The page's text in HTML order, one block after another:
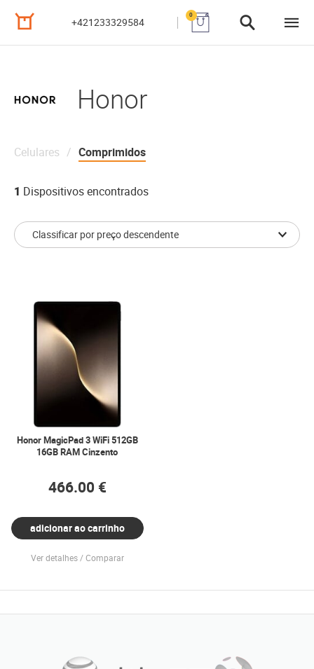
+421233329584
0
Honor
Celulares Comprimidos
1 Dispositivos encontrados
Honor MagicPad 3 WiFi 512GB
16GB RAM Cinzento
466.00 €
adicionar ao carrinho
Ver detalhes Comparar